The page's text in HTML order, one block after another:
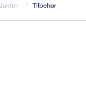
Tilbehør